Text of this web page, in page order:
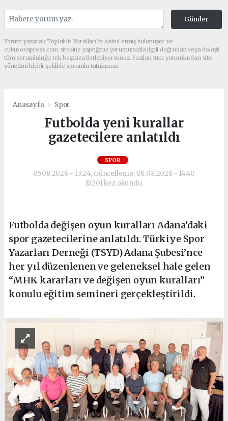
Gönder
Yorum yazarak Topluluk Kuralları’nı kabul etmiş bulunuyor ve
cukurovapress.com sitesine yaptığınız yorumunuzla ilgili doğrudan veya dolaylı
tüm sorumluluğu tek başınıza üstleniyorsunuz. Yazılan tüm yorumlardan site
yönetimi hiçbir şekilde sorumlu tutulamaz.
Anasayfa Spor
Futbolda yeni kurallar
gazetecilere anlatıldı
SPOR
05.08.2026 - 13:24, Güncelleme: 06.08.2026 - 14:40
10201 kez okundu.
Futbolda değişen oyun kuralları Adana’daki
spor gazetecilerine anlatıldı. Türkiye Spor
Yazarları Derneği (TSYD) Adana Şubesi’nce
her yıl düzenlenen ve geleneksel hale gelen
“MHK kararları ve değişen oyun kuralları”
konulu eğitim semineri gerçekleştirildi.